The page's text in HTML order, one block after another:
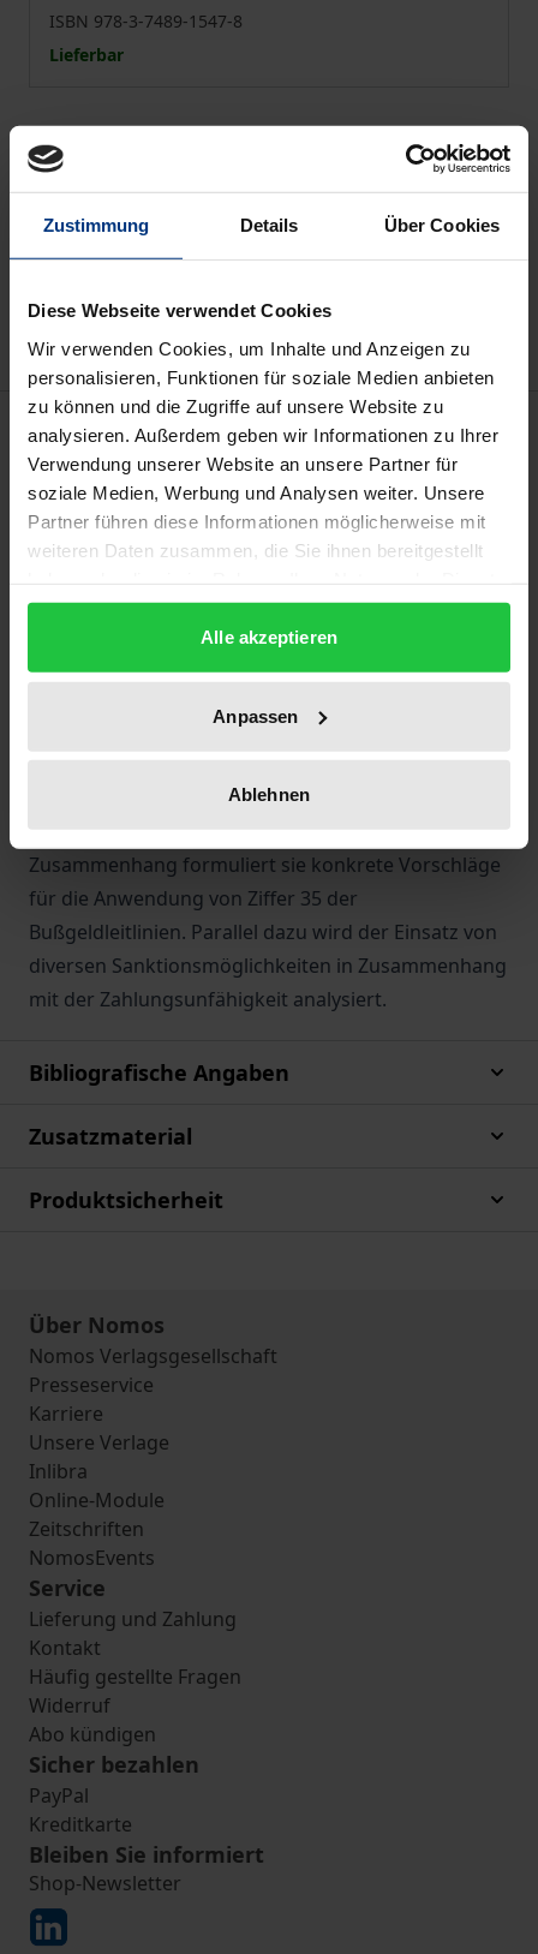
Zustimmung Details Über Cookies
Diese Webseite verwendet Cookies
Wir verwenden Cookies, um Inhalte und Anzeigen zu
personalisieren, Funktionen für soziale Medien anbieten
zu können und die Zugriffe auf unsere Website zu
analysieren. Außerdem geben wir Informationen zu Ihrer
Verwendung unserer Website an unsere Partner für
soziale Medien, Werbung und Analysen weiter. Unsere
Partner führen diese Informationen möglicherweise mit
weiteren Daten zusammen, die Sie ihnen bereitgestellt
gesammelt haben.
Alle akzeptieren
Anpassen
Ablehnen
ISBN 978-3-7489-1547-8
Lieferbar
kann die MwSt. an der Kasse variieren.
In den Warenkorb
Hinweise zu Versandkosten
Beschreibung
Gegenstand des Werkes ist die Untersuchung der
Zahlungsunfähigkeit von Bußgeldadressaten nach
Ziffer 35 der Bußgeldleitlinien 2006 (sog. „inability to
pay“) bei der Kartellrechtsdurchsetzung durch die
Europäische Kommission. Die Autorin setzt sich mit
ordoliberalen Wettbewerbsfreiheit, die Rolle der
Effizienz und die Grenzen der Abschreckung im
Hinblick auf die Leistungsfähigkeit von
Bußgeldadressaten zu erläutern. In diesem
Zusammenhang formuliert sie konkrete Vorschläge
für die Anwendung von Ziffer 35 der
Bußgeldleitlinien. Parallel dazu wird der Einsatz von
diversen Sanktionsmöglichkeiten in Zusammenhang
mit der Zahlungsunfähigkeit analysiert.
Bibliografische Angaben
Zusatzmaterial
Produktsicherheit
Über Nomos
Nomos Verlagsgesellschaft
Presseservice
Karriere
Unsere Verlage
Inlibra
Online-Module
Zeitschriften
NomosEvents
Service
Lieferung und Zahlung
Kontakt
Häufig gestellte Fragen
Widerruf
Abo kündigen
Sicher bezahlen
PayPal
Kreditkarte
Bleiben Sie informiert
Shop-Newsletter